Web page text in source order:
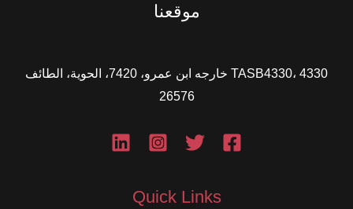
موقعنا
TASB4330، 4330 خارجه ابن عمرو، 7420، الحوية، الطائف
26576
Quick Links